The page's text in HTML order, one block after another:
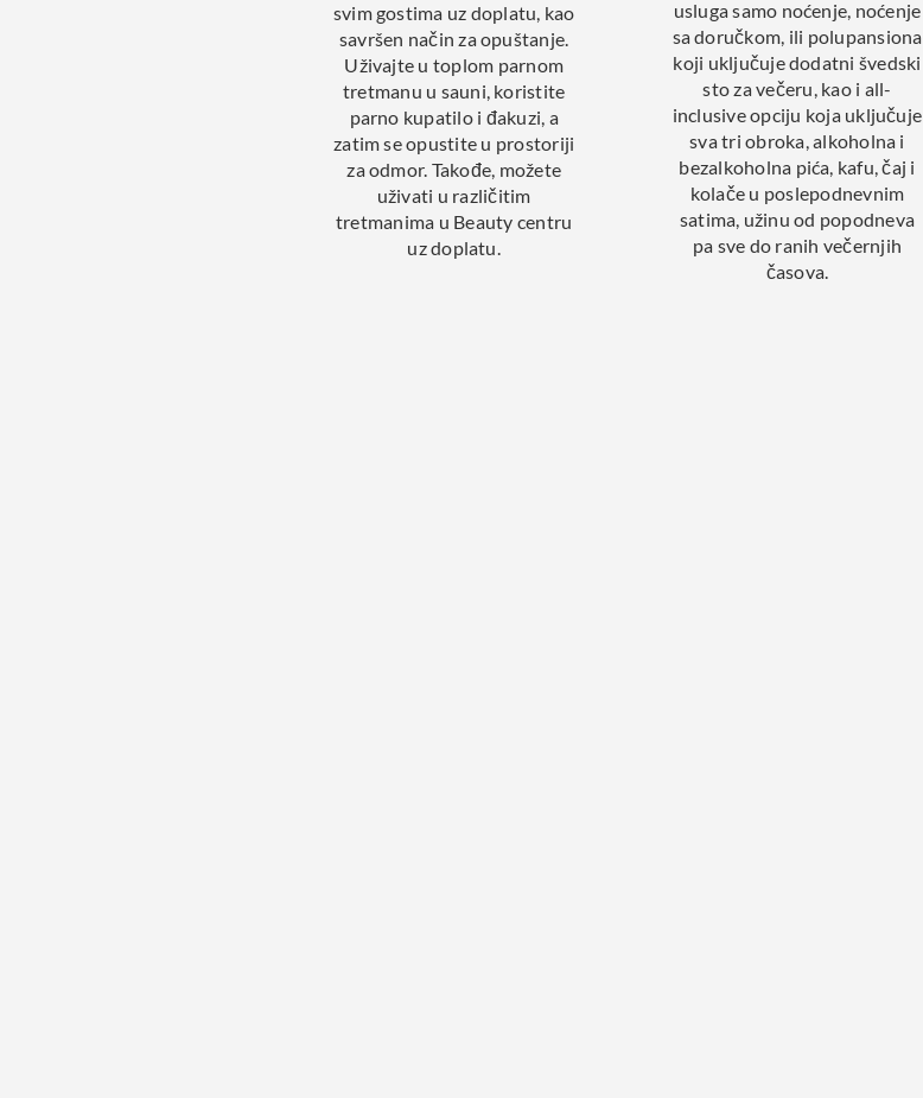
svim gostima uz doplatu, kao
savršen način za opuštanje.
Uživajte u toplom parnom
tretmanu u sauni, koristite
parno kupatilo i đakuzi, a
zatim se opustite u prostoriji
za odmor. Takođe, možete
uživati u različitim
tretmanima u Beauty centru
uz doplatu.
usluga samo noćenje, noćenje
sa doručkom, ili polupansiona
koji uključuje dodatni švedski
sto za večeru, kao i all-
inclusive opciju koja uključuje
sva tri obroka, alkoholna i
bezalkoholna pića, kafu, čaj i
kolače u poslepodnevnim
satima, užinu od popodneva
pa sve do ranih večernjih
časova.